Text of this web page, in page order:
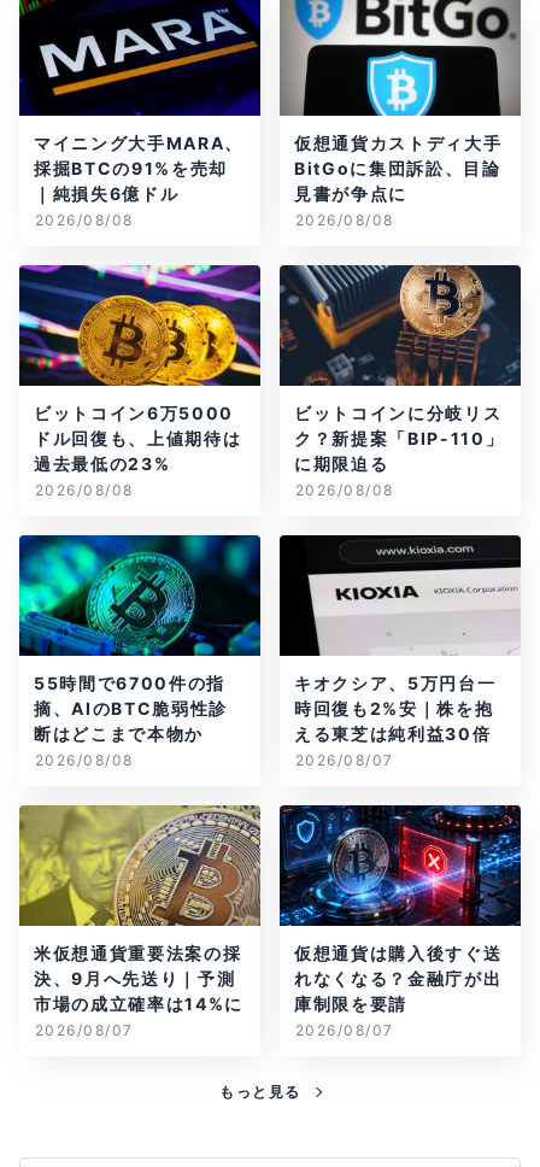
マイニング大手MARA、
採掘BTCの91%を売却
｜純損失6億ドル
2026/08/08
仮想通貨カストディ大手
BitGoに集団訴訟、目論
見書が争点に
2026/08/08
ビットコイン6万5000
ドル回復も、上値期待は
過去最低の23%
2026/08/08
ビットコインに分岐リス
ク？新提案「BIP-110」
に期限迫る
2026/08/08
55時間で6700件の指
摘、AIのBTC脆弱性診
断はどこまで本物か
2026/08/08
キオクシア、5万円台一
時回復も2%安｜株を抱
える東芝は純利益30倍
2026/08/07
米仮想通貨重要法案の採
決、9月へ先送り｜予測
市場の成立確率は14%に
2026/08/07
仮想通貨は購入後すぐ送
れなくなる？金融庁が出
庫制限を要請
2026/08/07
もっと見る